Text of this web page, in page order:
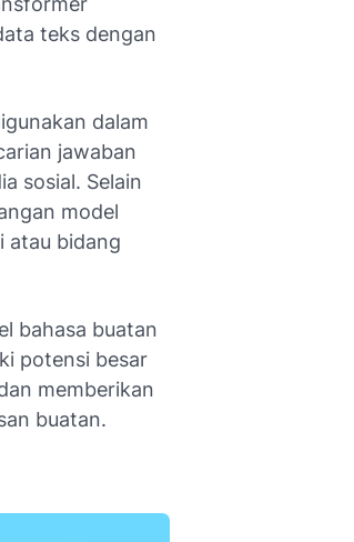
teks dengan
dalam
jawaban
sosial. Selain
model
atau bidang
bahasa buatan
potensi besar
memberikan
buatan.